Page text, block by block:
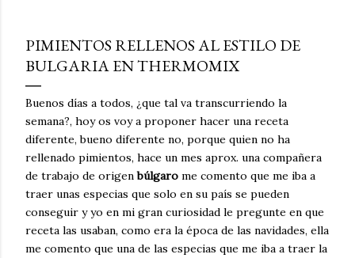
satisface. Estas alubias crujientes al horno van a cambiar
por completo tu forma de ver las legumbres. Olvídate de
asociar las alubias únicamente a los guisos tradicionales y
copiosos de invierno. Con esta receta simple pero
revolucionaria, transformaremos un ingrediente tan
humilde como la alubia de La Bañeza en un snack ligero,
dorado, cargado de proteína y 100% natural. Es el
sustituto perfecto a los frutos se...
PIMIENTOS RELLENOS AL ESTILO DE
BULGARIA EN THERMOMIX
Buenos días a todos, ¿que tal va transcurriendo la
semana?, hoy os voy a proponer hacer una receta
diferente, bueno diferente no, porque quien no ha
rellenado pimientos, hace un mes aprox. una compañera
de trabajo de origenbúlgaro me comento que me iba a
traer unas especias que solo en su país se pueden
conseguir y yo en mi gran curiosidad le pregunte en que
receta las usaban, como era la época de las navidades, ella
me comento que una de las especias que me iba a traer la